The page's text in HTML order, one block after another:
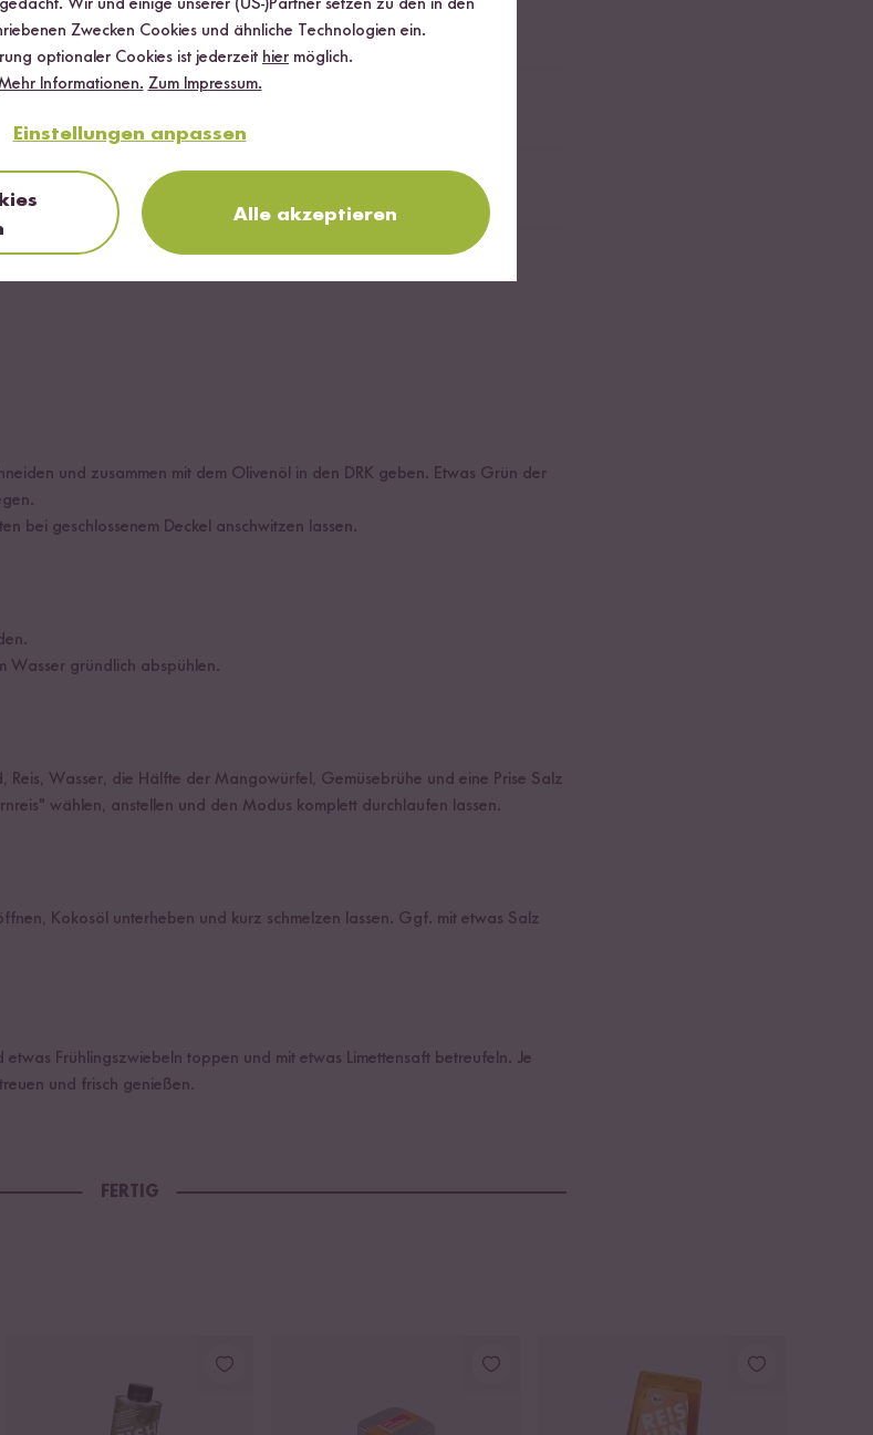
und zusammen mit dem Olivenöl in den DRK geben. Etwas Grün der
bei geschlossenem Deckel anschwitzen lassen.
Wasser gründlich abspühlen.
Reis, Wasser, die Hälfte der Mangowürfel, Gemüsebrühe und eine Prise Salz
wählen, anstellen und den Modus komplett durchlaufen lassen.
Kokosöl unterheben und kurz schmelzen lassen. Ggf. mit etwas Salz
etwas Frühlingszwiebeln toppen und mit etwas Limettensaft betreufeln. Je
und frisch genießen.
FERTIG
Wir und einige unserer (US-)Partner setzen zu den in den
Zwecken Cookies und ähnliche Technologien ein.
optionaler Cookies ist jederzeit hier möglich.
Informationen. Zum Impressum.
Einstellungen anpassen
Alle akzeptieren